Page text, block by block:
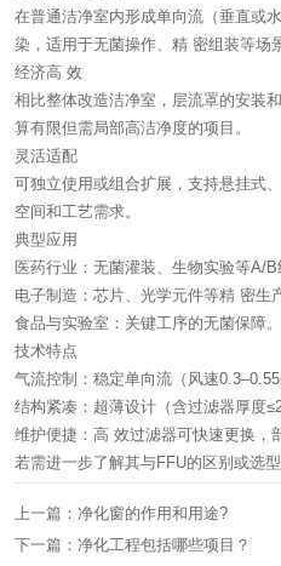
在普通洁净室内形成单向流（垂直或
染，适用于无菌操作、精 密组装等场
经济高 效‌
相比整体改造洁净室，层流罩的安装
算有限但需局部高洁净度的项目。
灵活适配‌
可独立使用或组合扩展，支持悬挂式
空间和工艺需求。
典型应用
医药行业‌：无菌灌装、生物实验等A/B
电子制造‌：芯片、光学元件等精 密生
食品与实验室‌：关键工序的无菌保障。
技术特点
气流控制‌：稳定单向流（风速
结构紧凑‌：超薄设计（含过滤器厚度
维护便捷‌：高 效过滤器可快速更换，
若需进一步了解其与FFU的区别或选
上一篇： 净化窗的作用和用途?
下一篇： 净化工程包括哪些项目？